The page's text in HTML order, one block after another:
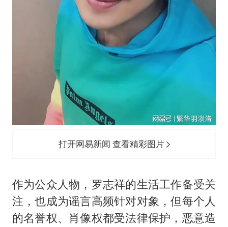
打开网易新闻 查看精彩图片
作为公众人物，罗志祥的生活工作备受关
注，也成为谣言高频针对对象，但每个人
的名誉权、肖像权都受法律保护，恶意造